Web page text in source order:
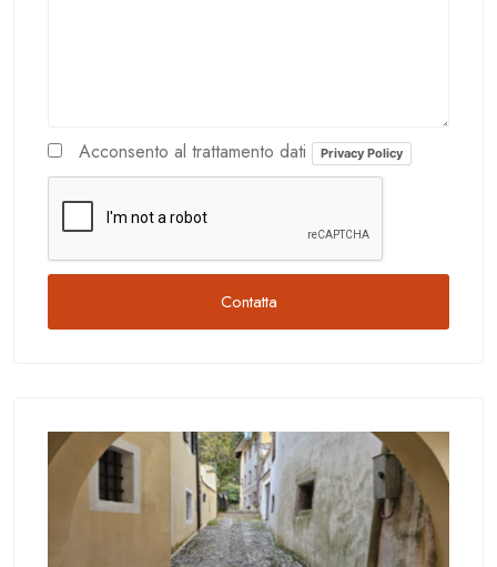
Acconsento al trattamento dati Privacy Policy
Contatta